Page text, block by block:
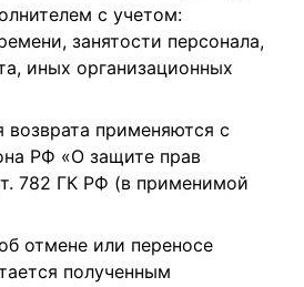
с учетом:
занятости персонала,
иных организационных
возврата применяются с
РФ «О защите прав
782 ГК РФ (в применимой
отмене или переносе
полученным